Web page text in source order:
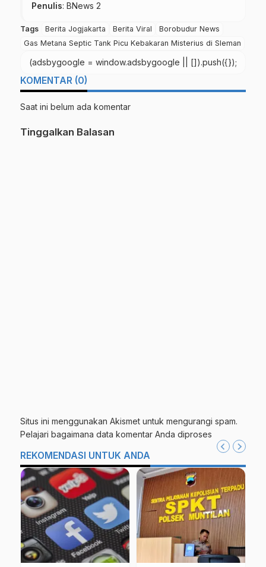
Penulis: BNews 2
Tags Berita Jogjakarta Berita Viral
Borobudur News
Gas Metana Septic Tank Picu Kebakaran Misterius di Sleman
(adsbygoogle = window.adsbygoogle || []).push({});
KOMENTAR (0)
Saat ini belum ada komentar
Tinggalkan Balasan
Situs ini menggunakan Akismet untuk mengurangi spam.
Pelajari bagaimana data komentar Anda diproses
REKOMENDASI UNTUK ANDA